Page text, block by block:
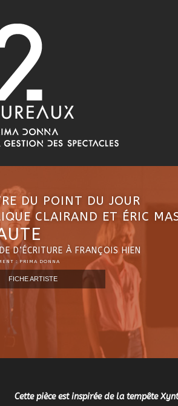
DU POINT DU JOUR
CLAIRAND ET ÉRIC
D’ÉCRITURE À FRANÇOIS HIEN
: PRIMA DONNA
FICHE ARTISTE
Cette pièce est inspirée de la tempête